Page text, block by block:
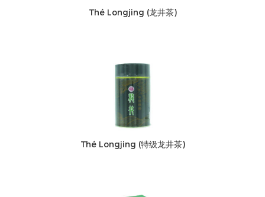
Thé Longjing (龙井茶)
Thé Longjing (特级龙井茶)